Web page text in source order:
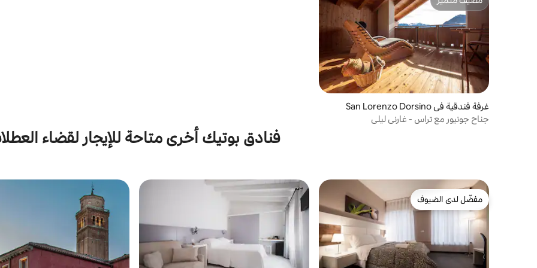
مضيف متميّز
غرفة فندقية في San Lorenzo Dorsino
جناح جونيور مع تراس - غارني ليلي
فنادق بوتيك أخرى متاحة للإيجار لقضاء
مفضّل لدى الضيوف
مفضّل لدى الضيوف